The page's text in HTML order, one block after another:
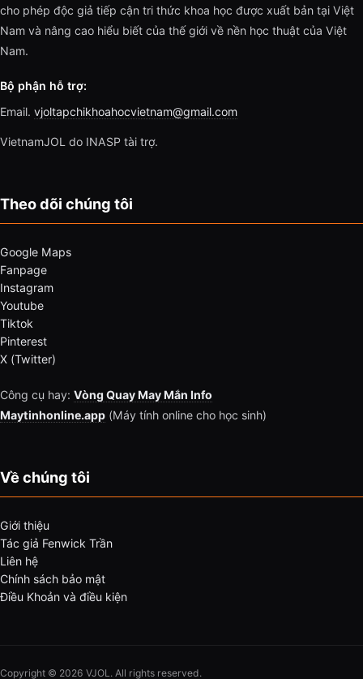
cho phép độc giả tiếp cận tri thức khoa học được xuất bản tại Việt
Nam và nâng cao hiểu biết của thế giới về nền học thuật của Việt
Nam.
Bộ phận hỗ trợ:
Email. vjoltapchikhoahocvietnam@gmail.com
VietnamJOL do INASP tài trợ.
Theo dõi chúng tôi
Google Maps
Fanpage
Instagram
Youtube
Tiktok
Pinterest
X (Twitter)
Công cụ hay: Vòng Quay May Mắn Info
Maytinhonline.app (Máy tính online cho học sinh)
Về chúng tôi
Giới thiệu
Tác giả Fenwick Trần
Liên hệ
Chính sách bảo mật
Điều Khoản và điều kiện
Copyright © 2026 VJOL. All rights reserved.